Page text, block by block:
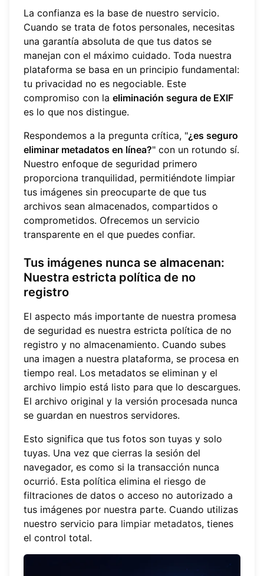
La confianza es la base de nuestro servicio.
Cuando se trata de fotos personales, necesitas
una garantía absoluta de que tus datos se
manejan con el máximo cuidado. Toda nuestra
plataforma se basa en un principio fundamental:
tu privacidad no es negociable. Este
compromiso con la eliminación segura de EXIF
es lo que nos distingue.
Respondemos a la pregunta crítica, "¿es seguro
eliminar metadatos en línea?" con un rotundo sí.
Nuestro enfoque de seguridad primero
proporciona tranquilidad, permitiéndote limpiar
tus imágenes sin preocuparte de que tus
archivos sean almacenados, compartidos o
comprometidos. Ofrecemos un servicio
transparente en el que puedes confiar.
Tus imágenes nunca se almacenan:
Nuestra estricta política de no
registro
El aspecto más importante de nuestra promesa
de seguridad es nuestra estricta política de no
registro y no almacenamiento. Cuando subes
una imagen a nuestra plataforma, se procesa en
tiempo real. Los metadatos se eliminan y el
archivo limpio está listo para que lo descargues.
El archivo original y la versión procesada nunca
se guardan en nuestros servidores.
Esto significa que tus fotos son tuyas y solo
tuyas. Una vez que cierras la sesión del
navegador, es como si la transacción nunca
ocurrió. Esta política elimina el riesgo de
filtraciones de datos o acceso no autorizado a
tus imágenes por nuestra parte. Cuando utilizas
nuestro servicio para limpiar metadatos, tienes
el control total.